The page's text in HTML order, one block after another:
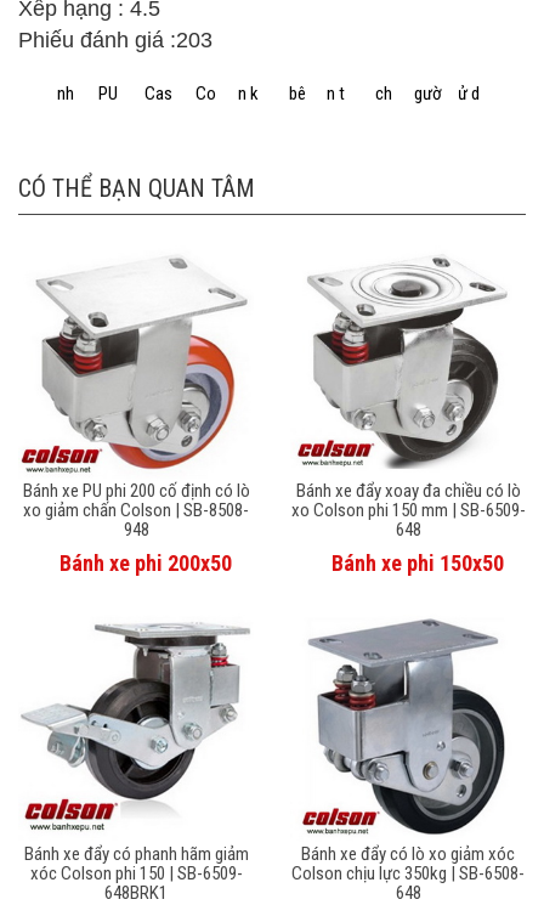
Xếp hạng : 4.5
Phiếu đánh giá :203
nh PU Cas Co n k bê n t ch gườ ửd
CÓ THỂ BẠN QUAN TÂM
Bánh xe PU phi 200 cố định có lò
xo giảm chấn Colson | SB-8508-
948
Bánh xe phi 200x50
Bánh xe đẩy xoay đa chiều có lò
xo Colson phi 150 mm | SB-6509-
648
Bánh xe phi 150x50
Bánh xe đẩy có phanh hãm giảm
xóc Colson phi 150 | SB-6509-
648BRK1
Bánh xe đẩy có lò xo giảm xóc
Colson chịu lực 350kg | SB-6508-
648